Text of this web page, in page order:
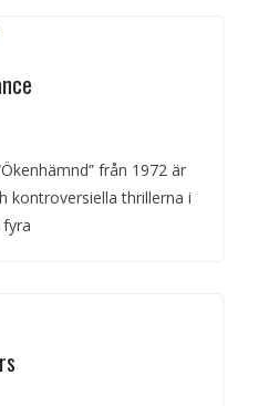
från 1972 är
kontroversiella thrillerna i